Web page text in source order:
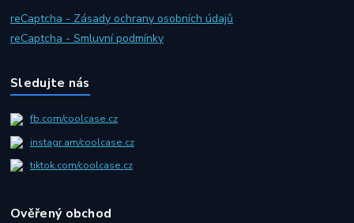
reCaptcha - Zásady ochrany osobních údajů
reCaptcha - Smluvní podmínky
Sledujte nás
fb.com/coolcase.cz
instagr.am/coolcase.cz
tiktok.com/coolcase.cz
Ověřený obchod